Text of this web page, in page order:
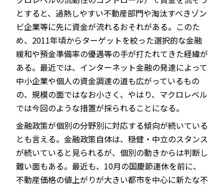
とすると、過熱しやすい不動産部門や淘汰すべきゾン
ビ企業等に先に資金が流れるおそれがある。このた
め、2011年頃からターゲットを絞った選択的な金融
緩和や預金準備率の優遇等の手が打たれてきた経緯が
ある。最近では、インターネット金融の発達によって
中小企業や個人の資金調達の道も広がっているもの
の、規模の面ではなお小さく、やはり、マクロレベル
では今回のような措置が採られることになる。
金融政策が個別の分野別に対応する傾向が続いている
とも言える。金融政策自体は、穏健・中立のスタンス
が続いていると見られるが、個別の動きからは判断し
難い面もある。最近も、10月の国慶節連休を前に、
不動産価格の値上がりが大きい都市を中心に新たな不